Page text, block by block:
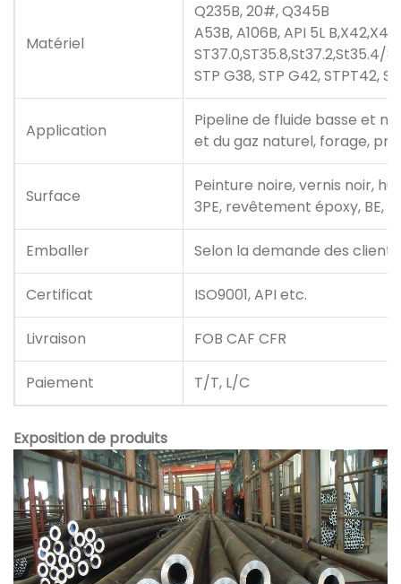
Matériel
Q235B, 20#, Q345B
A53B, A106B, API 5L
ST37.0,ST35.8,St37.2,St35.4/
STP G38, STP G42, STPT42,
Application
Pipeline de fluide basse et
et du gaz naturel, forage,
Surface
Peinture noire, vernis noir,
3PE, revêtement époxy, BE,
Emballer Selon la demande des clients
Certificat ISO9001, API etc.
Livraison FOB CAF CFR
Paiement T/T, L/C
Exposition de produits